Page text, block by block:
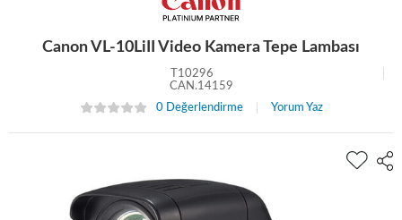
Canon VL-10LiII Video Kamera Tepe Lambası
T10296
CAN.14159
0 Değerlendirme
Yorum Yaz